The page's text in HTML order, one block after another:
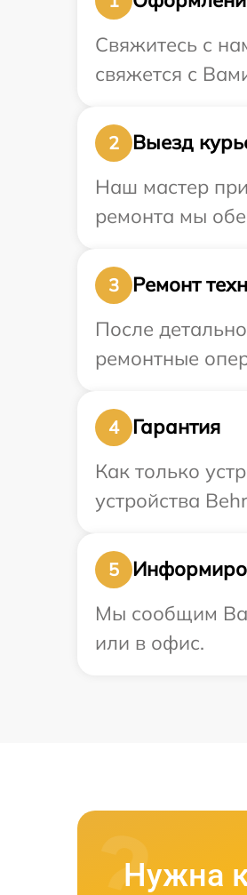
Свяжитесь с
свяжется с
2
Выезд
Наш мастер
ремонта мы
3
Ремонт
После
ремонтные
4
Гарантия
Как только
устройства
5
Мы сообщим
или в офис.
Нужна